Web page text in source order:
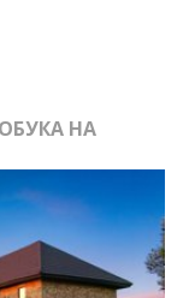
НА